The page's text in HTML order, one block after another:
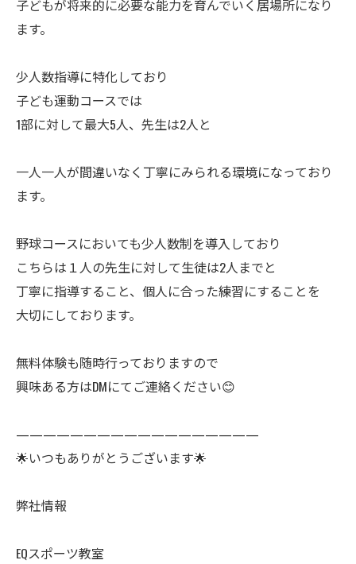
子どもが将来的に必要な能力を育んでいく居場所になり
ます。
少人数指導に特化しており
子ども運動コースでは
1部に対して最大5人、先生は2人と
一人一人が間違いなく丁寧にみられる環境になっており
ます。
野球コースにおいても少人数制を導入しており
こちらは１人の先生に対して生徒は2人までと
丁寧に指導すること、個人に合った練習にすることを
大切にしております。
無料体験も随時行っておりますので
興味ある方はDMにてご連絡ください😊
——————————————————
🌟いつもありがとうございます🌟
弊社情報
EQスポーツ教室